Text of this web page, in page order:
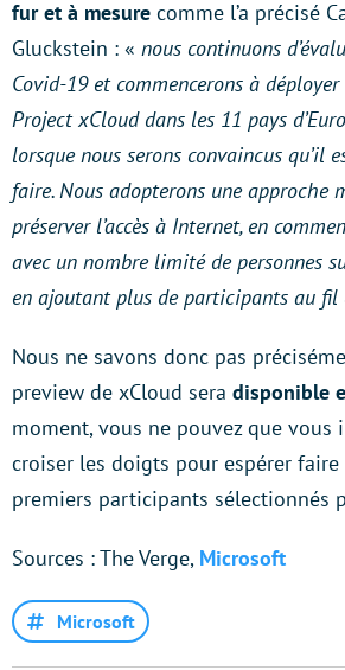
fur et à mesure comme l’a précisé
Gluckstein : « nous continuons
Covid-19 et commencerons à
Project xCloud dans les 11 pays
lorsque nous serons convaincus qu’il
faire. Nous adopterons une approche
préserver l’accès à Internet, en
avec un nombre limité de personnes
en ajoutant plus de participants au fil
Nous ne savons donc pas
preview de xCloud sera disponible
moment, vous ne pouvez que vous
croiser les doigts pour espérer
premiers participants sélectionnés
Sources : The Verge, Microsoft
Microsoft